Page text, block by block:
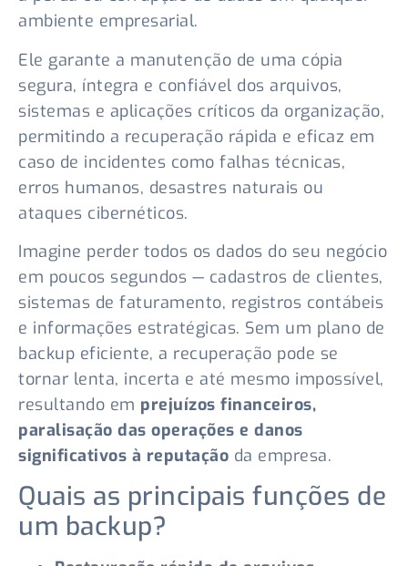
ambiente empresarial.
Ele garante a manutenção de uma cópia
segura, íntegra e confiável dos arquivos,
sistemas e aplicações críticos da organização,
permitindo a recuperação rápida e eficaz em
caso de incidentes como falhas técnicas,
erros humanos, desastres naturais ou
ataques cibernéticos.
Imagine perder todos os dados do seu negócio
em poucos segundos — cadastros de clientes,
sistemas de faturamento, registros contábeis
e informações estratégicas. Sem um plano de
backup eficiente, a recuperação pode se
tornar lenta, incerta e até mesmo impossível,
resultando em prejuízos financeiros,
paralisação das operações e danos
significativos à reputação da empresa.
Quais as principais funções de
um backup?